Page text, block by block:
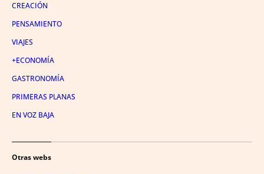
CREACIÓN
PENSAMIENTO
VIAJES
+ECONOMÍA
GASTRONOMÍA
PRIMERAS PLANAS
EN VOZ BAJA
Otras webs